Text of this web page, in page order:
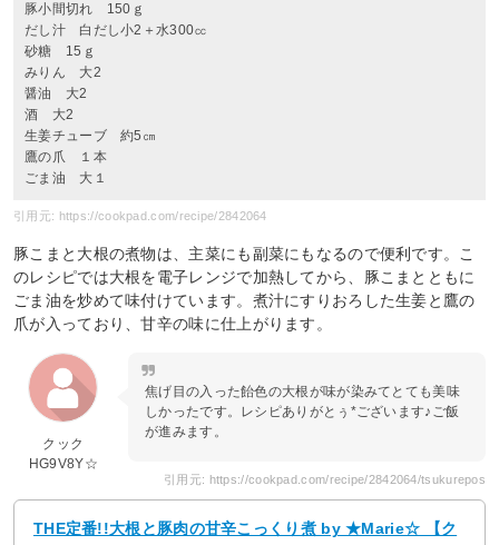
豚小間切れ 150ｇ
だし汁 白だし小2＋水300㏄
砂糖 15ｇ
みりん 大2
醤油 大2
酒 大2
生姜チューブ 約5㎝
鷹の爪 １本
ごま油 大１
引用元: https://cookpad.com/recipe/2842064
豚こまと大根の煮物は、主菜にも副菜にもなるので便利です。こ
のレシピでは大根を電子レンジで加熱してから、豚こまとともに
ごま油を炒めて味付けています。煮汁にすりおろした生姜と鷹の
爪が入っており、甘辛の味に仕上がります。
クック
HG9V8Y☆
焦げ目の入った飴色の大根が味が染みてとても美味
しかったです。レシピありがとぅ*ございます♪ご飯
が進みます。
引用元: https://cookpad.com/recipe/2842064/tsukurepos
THE定番!!大根と豚肉の甘辛こっくり煮 by ★Marie☆ 【ク